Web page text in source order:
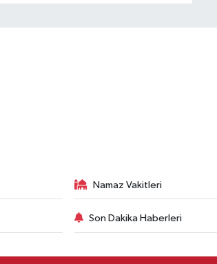
Namaz Vakitleri
Son Dakika Haberleri